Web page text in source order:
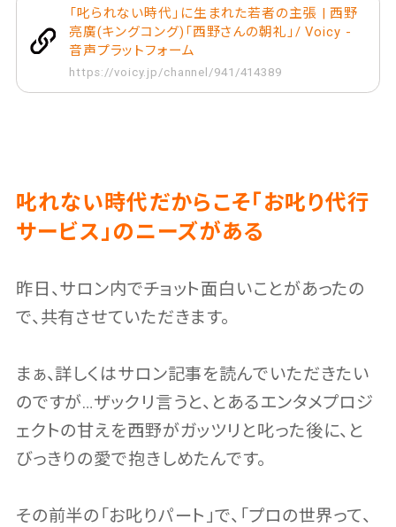
「叱られない時代」に生まれた若者の主張 | 西野
亮廣(キングコング)「西野さんの朝礼」/ Voicy -
音声プラットフォーム
https://voicy.jp/channel/941/414389
叱れない時代だからこそ「お叱り代行
サービス」のニーズがある
昨日、サロン内でチョット面白いことがあったの
で、共有させていただきます。
まぁ、詳しくはサロン記事を読んでいただきたい
のですが…ザックリ言うと、とあるエンタメプロジ
ェクトの甘えを西野がガッツリと叱った後に、と
びっきりの愛で抱きしめたんです。
その前半の「お叱りパート」で、「プロの世界って、